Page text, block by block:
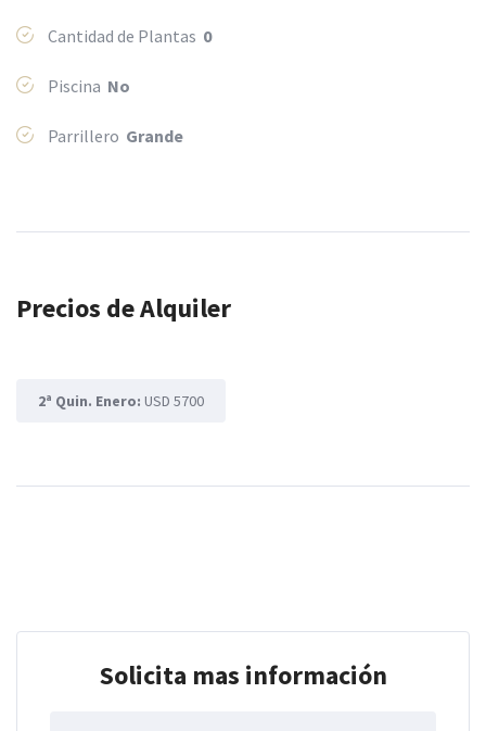
Cantidad de Plantas 0
Piscina No
Parrillero Grande
Precios de Alquiler
2ª Quin. Enero: USD 5700
Solicita mas información